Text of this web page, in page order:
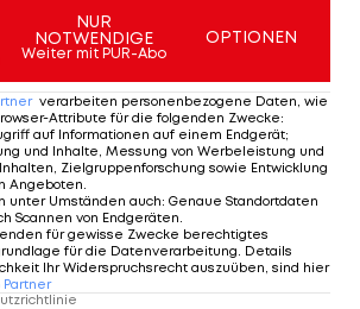
Thema
NUR
NOTWENDIGE
Weiter mit PUR-Abo
OPTIONEN
verarbeiten personenbezogene Daten, wie
Attribute für die folgenden Zwecke:
auf Informationen auf einem Endgerät;
und Inhalte, Messung von Werbeleistung und
Zielgruppenforschung sowie Entwicklung
Angeboten.
unter Umständen auch: Genaue Standortdaten
Scannen von Endgeräten.
für gewisse Zwecke berechtigtes
für die Datenverarbeitung. Details
Ihr Widerspruchsrecht auszuüben, sind hier
Partner